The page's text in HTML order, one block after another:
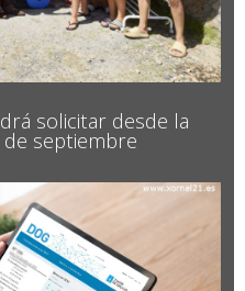
solicitar desde la
septiembre